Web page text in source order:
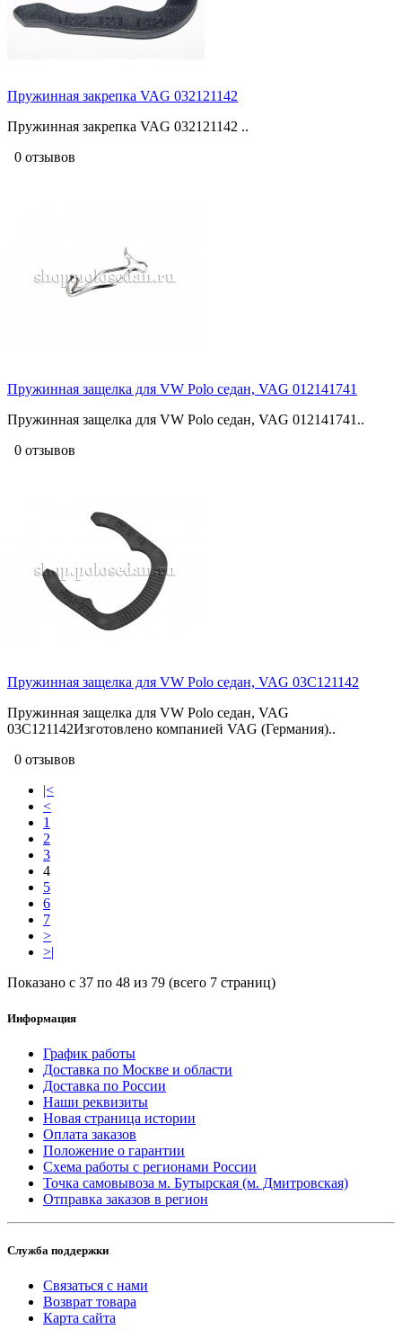
Пружинная закрепка VAG 032121142
Пружинная закрепка VAG 032121142 ..
0 отзывов
Пружинная защелка для VW Polo седан, VAG 012141741
Пружинная защелка для VW Polo седан, VAG 012141741..
0 отзывов
Пружинная защелка для VW Polo седан, VAG 03C121142
Пружинная защелка для VW Polo седан, VAG
03C121142Изготовлено компанией VAG (Германия)..
0 отзывов
|<
<
1
2
3
4
5
6
7
>
>|
Показано с 37 по 48 из 79 (всего 7 страниц)
Информация
График работы
Доставка по Москве и области
Доставка по России
Наши реквизиты
Новая страница истории
Оплата заказов
Положение о гарантии
Схема работы с регионами России
Точка самовывоза м. Бутырская (м. Дмитровская)
Отправка заказов в регион
Служба поддержки
Связаться с нами
Возврат товара
Карта сайта